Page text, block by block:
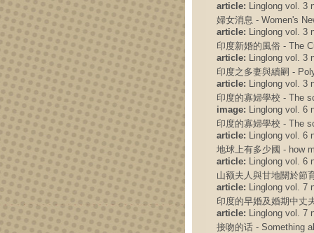
article: Linglong vol. 3
婦女消息 - Women's
article: Linglong vol. 3
印度新婚的風俗 - The
article: Linglong vol. 3
印度之多妻與續嗣 -
article: Linglong vol. 3
印度的寡婦學校 - The
image: Linglong vol. 6
印度的寡婦學校 - The
article: Linglong vol. 6
地球上有多少國 - how
article: Linglong vol. 6
山额夫人與甘地關於節
article: Linglong vol. 7
印度的早婚及婚期中丈
article: Linglong vol. 7
接吻的话 - Something